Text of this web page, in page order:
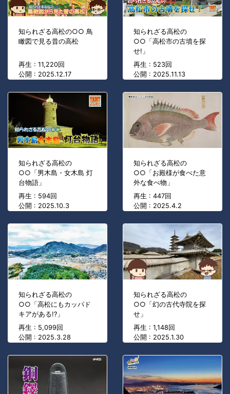
知られざる高松の○○ 鳥
瞰図で見る昔の高松
再生 : 11,220回
公開 : 2025.12.17
知られざる高松の
○○「高松市の古墳を探
せ!」
再生 : 523回
公開 : 2025.11.13
知られざる高松の
○○「男木島・女木島 灯
台物語」
再生 : 594回
公開 : 2025.10.3
知られざる高松の
○○「お殿様が食べた意
外な食べ物」
再生 : 447回
公開 : 2025.4.2
知られざる高松の
○○「高松にもカッパド
キアがある!?」
再生 : 5,099回
公開 : 2025.3.28
知られざる高松の
○○「幻の古代寺院を探
せ」
再生 : 1,148回
公開 : 2025.1.30